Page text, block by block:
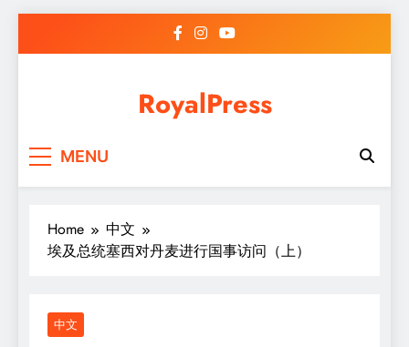
RoyalPress
MENU
Home
中文
埃及总统塞西对丹麦进行国事访问（上）
中文